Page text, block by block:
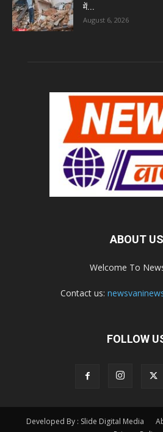
में...
August 6, 2026
ABOUT US
Welcome To
Contact us:
FOLLOW
Developed By : Slide Digital Media